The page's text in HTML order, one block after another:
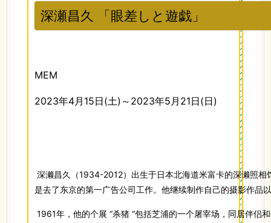
深瀬昌久 「眼差しと遊戯」
MEM
2023年4月15日(土)～2023年5月21日(日)
深濑昌久
（1934-2012）出生于日本北海道米富卡的深濑照
是去了东京的第一广告公司工作。他继续制作自己的摄影作品
1961年，他的个展 “杀猪 “包括芝浦的一个屠宰场，同居伴侣